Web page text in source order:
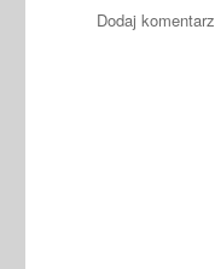
Dodaj komentarz